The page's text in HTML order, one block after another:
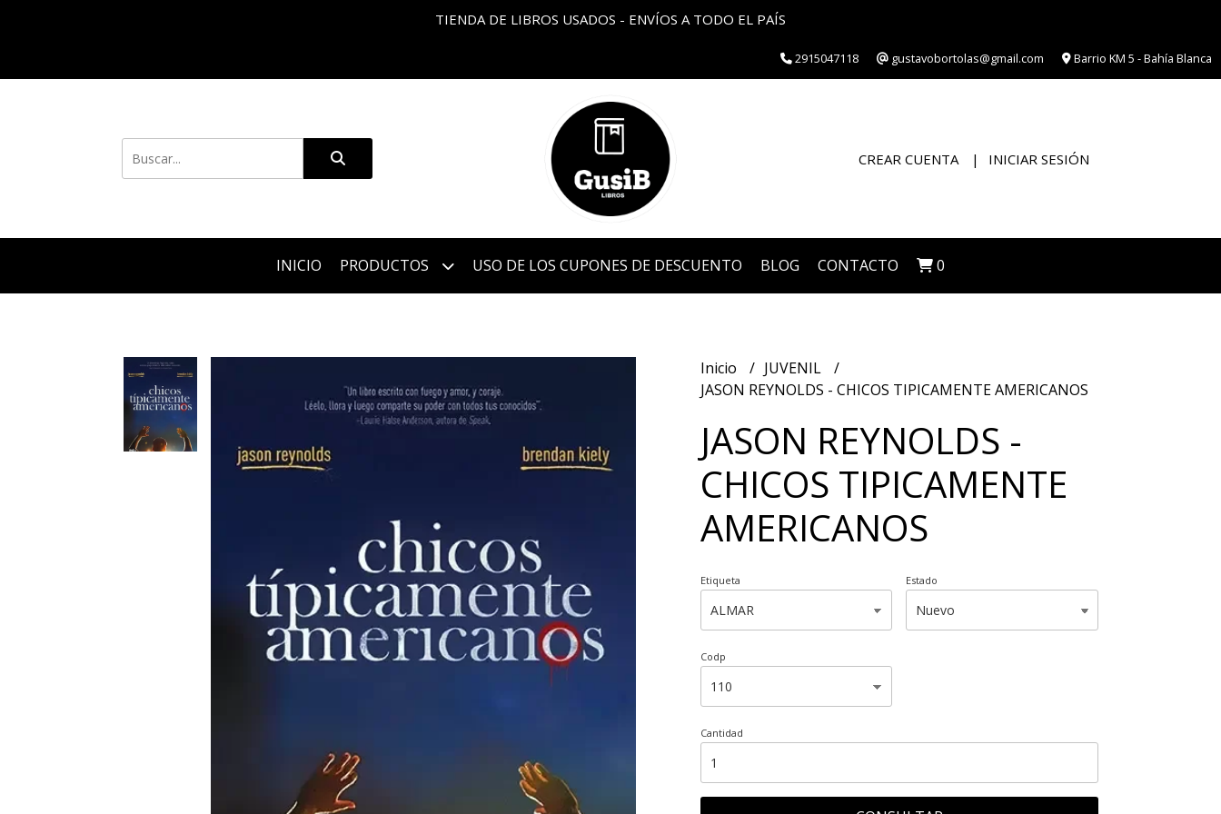
TIENDA DE LIBROS USADOS - ENVÍOS A TODO EL PAÍS
2915047118 gustavobortolas@gmail.com Barrio KM 5 - Bahía Blanca
CREAR CUENTA INICIAR SESIÓN
INICIO PRODUCTOS USO DE LOS CUPONES DE DESCUENTO BLOG CONTACTO 0
Inicio
JUVENIL
JASON REYNOLDS - CHICOS TIPICAMENTE AMERICANOS
JASON REYNOLDS -
CHICOS TIPICAMENTE
AMERICANOS
Etiqueta Estado
Codp
Cantidad